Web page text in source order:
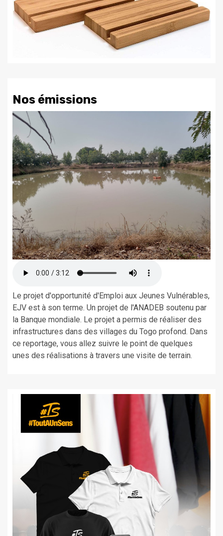
Nos émissions
Le projet d'opportunité d'Emploi aux Jeunes Vulnérables,
EJV est à son terme. Un projet de l'ANADEB soutenu par
la Banque mondiale. Le projet a permis de réaliser des
infrastructures dans des villages du Togo profond. Dans
ce reportage, vous allez suivre le point de quelques
unes des réalisations à travers une visite de terrain.